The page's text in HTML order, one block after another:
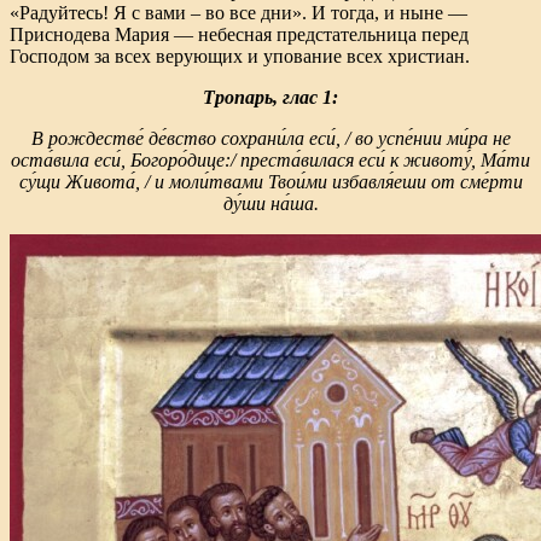
«Радуйтесь! Я с вами – во все дни». И тогда, и ныне —
Приснодева Мария — небесная предстательница перед
Господом за всех верующих и упование всех христиан.
Тропарь, глас 1:
В рождестве́ де́вство сохрани́ла еси́, / во успе́нии ми́ра не
оста́вила еси́, Богоро́дице:/ преста́вилася еси́ к животу́, Ма́ти
су́щи Живота́, / и моли́твами Твои́ми избавля́еши от сме́рти
ду́ши на́ша.